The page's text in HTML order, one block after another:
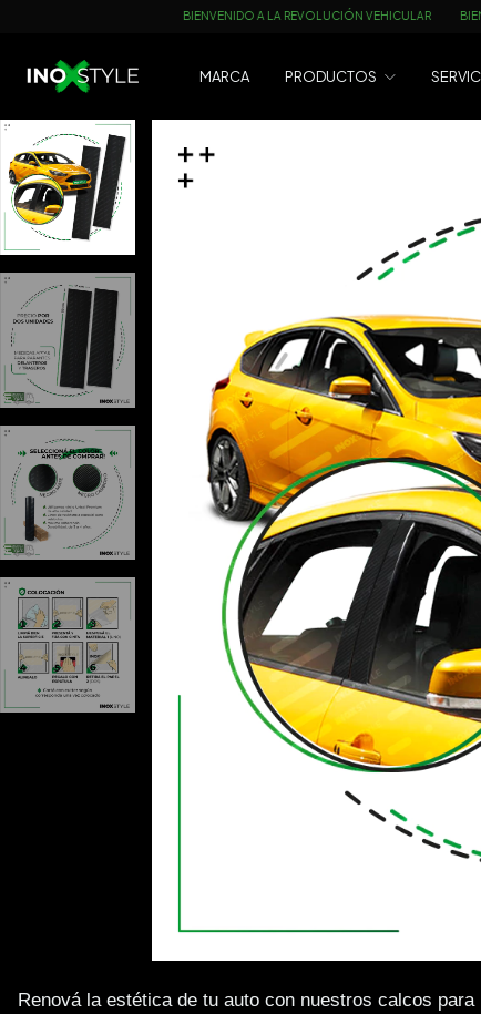
BIENVENIDO A LA REVOLUCIÓN VEHICULAR BIENVENIDO A LA
MARCA PRODUCTOS
Renová la estética de tu auto con nuestros calcos para